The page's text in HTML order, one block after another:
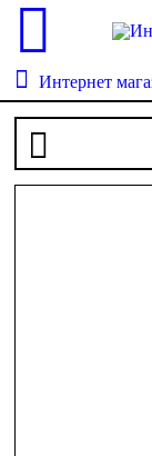
Интернет